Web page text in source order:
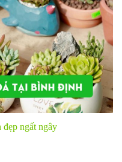
ngất ngây